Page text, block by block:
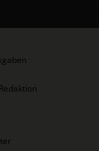
Redaktion